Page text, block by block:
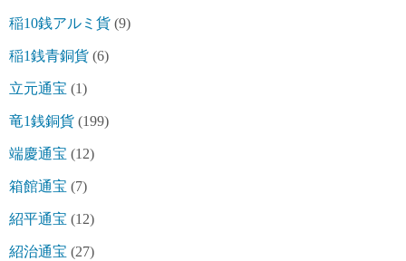
稲10銭アルミ貨 (9)
稲1銭青銅貨 (6)
立元通宝 (1)
竜1銭銅貨 (199)
端慶通宝 (12)
箱館通宝 (7)
紹平通宝 (12)
紹治通宝 (27)